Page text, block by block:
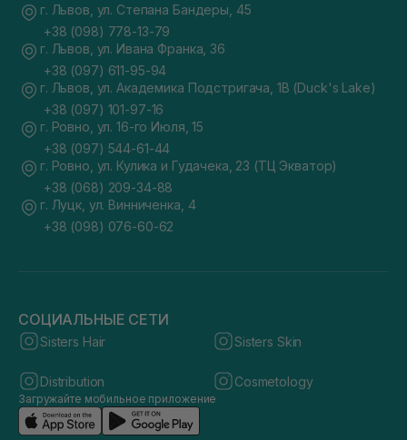
г. Львов, ул. Степана Бандеры, 45
+38 (098) 778-13-79
г. Львов, ул. Ивана Франка, 36
+38 (097) 611-95-94
г. Львов, ул. Академика Подстригача, 1В (Duck's Lake)
+38 (097) 101-97-16
г. Ровно, ул. 16-го Июля, 15
+38 (097) 544-61-44
г. Ровно, ул. Кулика и Гудачека, 23 (ТЦ Экватор)
+38 (068) 209-34-88
г. Луцк, ул. Винниченка, 4
+38 (098) 076-60-62
СОЦИАЛЬНЫЕ СЕТИ
Sisters Hair Sisters Skin
Distribution Cosmetology
Загружайте мобильное приложение